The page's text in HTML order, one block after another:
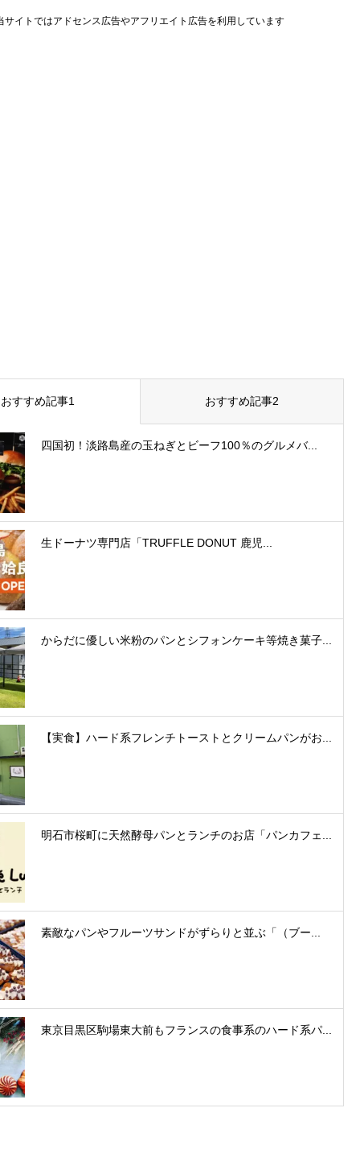
サイトではアドセンス広告やアフリエイト広告を利用しています
おすすめ記事1 おすすめ記事2
四国初！淡路島産の玉ねぎとビーフ100％のグルメバ...
生ドーナツ専門店「TRUFFLE DONUT 鹿児...
からだに優しい米粉のパンとシフォンケーキ等焼き菓子...
【実食】ハード系フレンチトーストとクリームパンがお...
明石市桜町に天然酵母パンとランチのお店「パンカフェ...
素敵なパンやフルーツサンドがずらりと並ぶ「（ブー...
東京目黒区駒場東大前もフランスの食事系のハード系パ...